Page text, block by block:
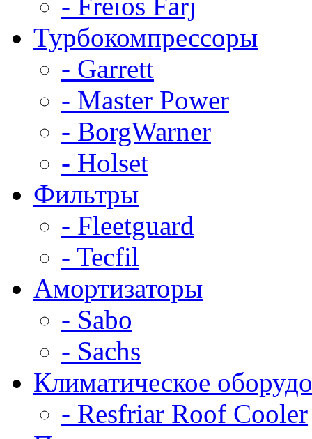
Турбокомпрессоры
- Garrett
- Master Power
- BorgWarner
- Holset
Фильтры
- Fleetguard
- Tecfil
Амортизаторы
- Sabo
- Sachs
Климатическое
- Resfriar Roof Cooler